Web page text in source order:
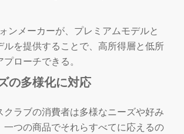
え
ンメーカーが、プレミアムモデルと
ルを提供することで、高所得層と低所
ローチできる。
の多様化に対応
クラブの消費者は多様なニーズや好み
一つの商品でそれらすべてに応えるの